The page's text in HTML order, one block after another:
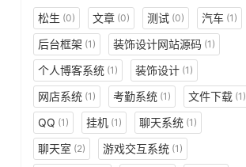
松生 (0) 文章 (0) 测试 (0) 汽车 (1)
后台框架 (1) 装饰设计网站源码 (1)
个人博客系统 (1) 装饰设计 (1)
网店系统 (1) 考勤系统 (1) 文件下载 (1)
QQ (1) 挂机 (1) 聊天系统 (1)
聊天室 (2) 游戏交互系统 (1)